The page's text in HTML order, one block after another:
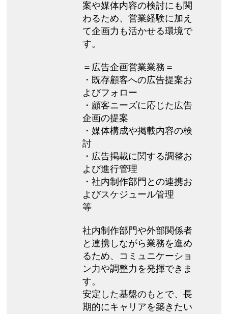
案や媒体内容の検討にも関
わるため、営業経験に加え
て企画力も活かせる環境で
す。
＝広告企画営業業務＝
・既存顧客への広告提案お
よびフォロー
・顧客ニーズに応じた広告
企画の提案
・媒体構成や掲載内容の検
討
・広告掲載に関する調整お
よび進行管理
・社内制作部門との連携お
よびスケジュール管理
等
社内制作部門や外部関係者
と連携しながら業務を進め
るため、コミュニケーショ
ン力や調整力を発揮できま
す。
安定した基盤のもとで、長
期的にキャリアを築きたい